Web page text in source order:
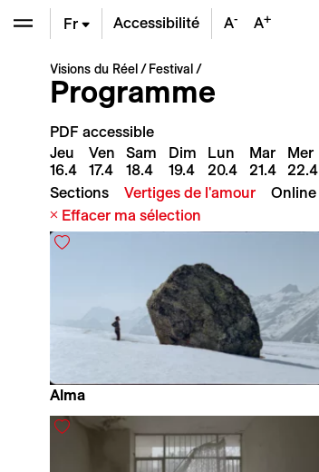
En
Fr Accessibilité A- A+
Visions du Réel Festival
Programme
PDF accessible
Jeu
16.4
Ven
17.4
Sam
18.4
Dim
19.4
Lun
20.4
Mar
21.4
Mer
22.4
Sections
Vertiges de l'amour Online
Effacer ma sélection
Alma